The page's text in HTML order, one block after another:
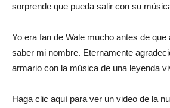
sorprende que pueda salir con su
Yo era fan de Wale mucho antes de que
saber mi nombre. Eternamente
armario con la música de una leyenda
Haga clic aquí para ver un video de la